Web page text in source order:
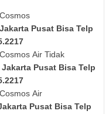
Pusat Bisa Telp
Cosmos Air Tidak
Pusat Bisa Telp
Cosmos Air
Pusat Bisa Telp